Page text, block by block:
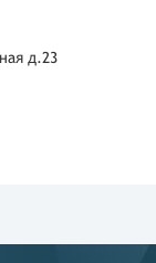
д.23